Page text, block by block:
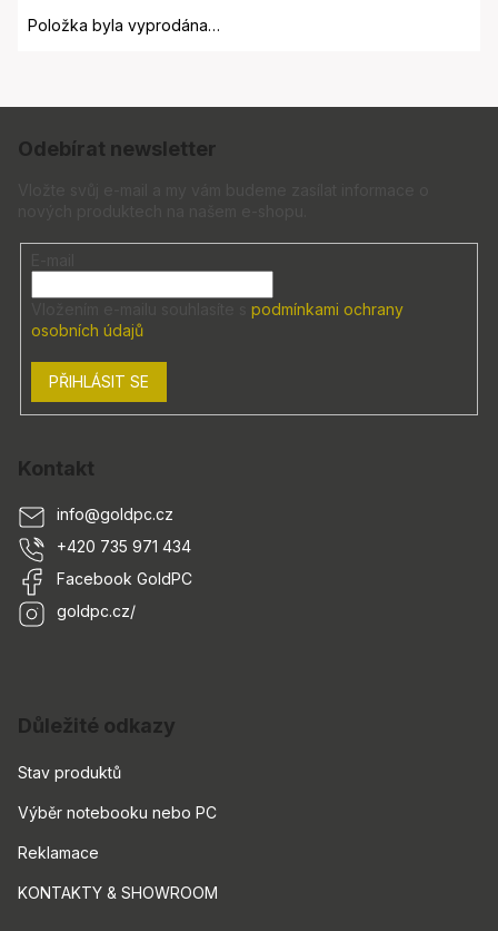
Položka byla vyprodána…
Odebírat newsletter
podmínkami ochrany
osobních údajů
PŘIHLÁSIT SE
Kontakt
info@goldpc.cz
+420 735 971 434
Facebook GoldPC
goldpc.cz/
Důležité odkazy
Stav produktů
Výběr notebooku nebo PC
Reklamace
KONTAKTY & SHOWROOM